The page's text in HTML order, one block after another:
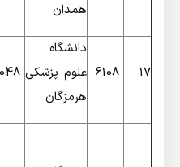
همدان
6108
دانشگاه
علوم پزشکی
هرمزگان
6048
36